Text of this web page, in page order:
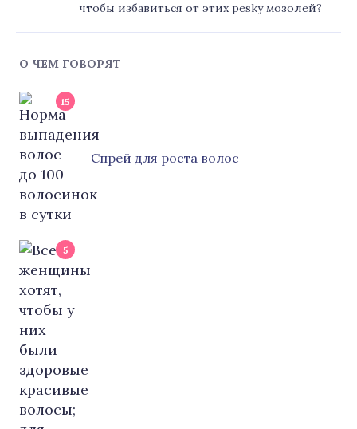
чтобы избавиться от этих pesky мозолей?
О ЧЕМ ГОВОРЯТ
15
Cпрей для роста волос
5